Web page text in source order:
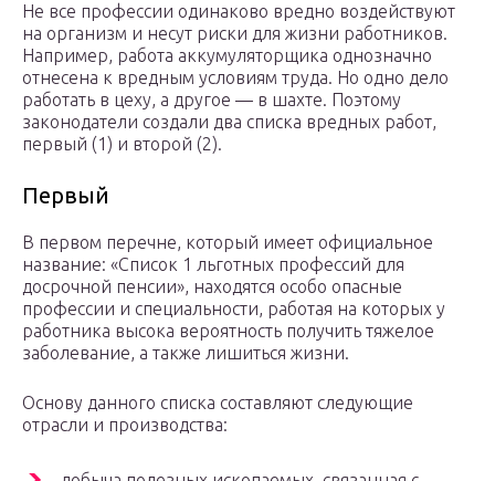
Не все профессии одинаково вредно воздействуют
на организм и несут риски для жизни работников.
Например, работа аккумуляторщика однозначно
отнесена к вредным условиям труда. Но одно дело
работать в цеху, а другое — в шахте. Поэтому
законодатели создали два списка вредных работ,
первый (1) и второй (2).
Первый
В первом перечне, который имеет официальное
название: «Список 1 льготных профессий для
досрочной пенсии», находятся особо опасные
профессии и специальности, работая на которых у
работника высока вероятность получить тяжелое
заболевание, а также лишиться жизни.
Основу данного списка составляют следующие
отрасли и производства: